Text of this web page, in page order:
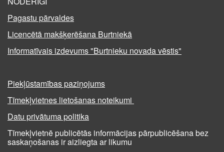
Pagastu pārvaldes
Licencētā makšķerēšana Burtniekā
Informatīvais izdevums "Burtnieku novada vēstis"
Piekļūstamības paziņojums
Tīmekļvietnes lietošanas noteikumi
Datu privātuma politika
Tīmekļvietnē publicētās informācijas pārpublicēšana bez
saskaņošanas ir aizliegta ar likumu